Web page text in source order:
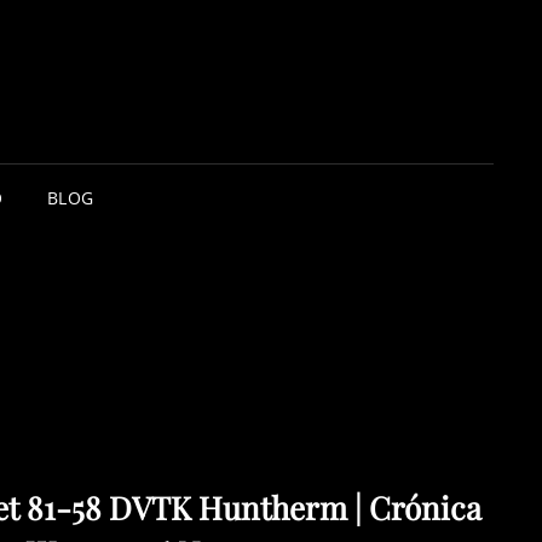
BLOG
81-58 DVTK Huntherm | Crónica